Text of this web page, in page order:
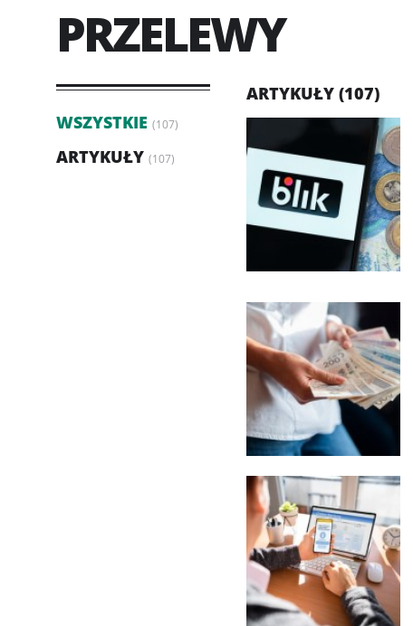
PRZELEWY
WSZYSTKIE (107)
ARTYKUŁY (107)
ARTYKUŁY (107)